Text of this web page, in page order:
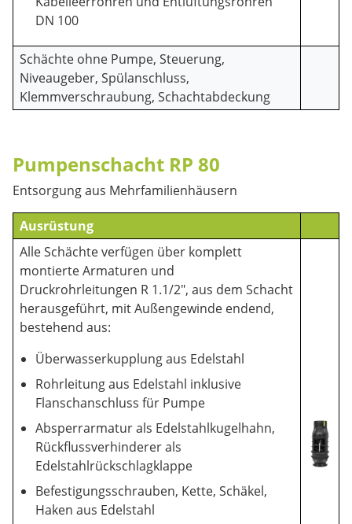
DN 100
Schächte ohne Pumpe, Steuerung,
Niveaugeber, Spülanschluss,
Klemmverschraubung, Schachtabdeckung
Pumpenschacht RP 80
Entsorgung aus Mehrfamilienhäusern
Ausrüstung
Alle Schächte verfügen über komplett
montierte Armaturen und
Druckrohrleitungen R 1.1/2", aus dem Schacht
herausgeführt, mit Außengewinde endend,
bestehend aus:
Überwasserkupplung aus Edelstahl
Rohrleitung aus Edelstahl inklusive
Flanschanschluss für Pumpe
Absperrarmatur als Edelstahlkugelhahn,
Rückflussverhinderer als
Edelstahlrückschlagklappe
Befestigungsschrauben, Kette, Schäkel,
Haken aus Edelstahl